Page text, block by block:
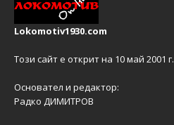
Lokomotiv1930.com
Този сайт е открит на 10 май 2001 г.
Основател и редактор:
Радко ДИМИТРОВ